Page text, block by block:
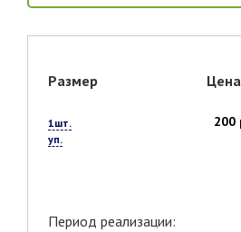
Размер Цена
1шт.
уп.
200
Период реализации: